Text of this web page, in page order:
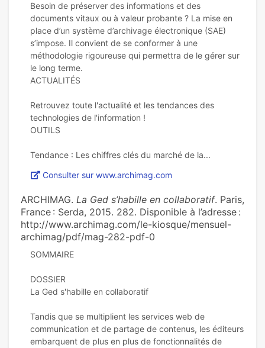
Besoin de préserver des informations et des
documents vitaux ou à valeur probante ? La mise en
place d’un système d’archivage électronique (SAE)
s’impose. Il convient de se conformer à une
méthodologie rigoureuse qui permettra de le gérer sur
le long terme.
ACTUALITÉS
Retrouvez toute l'actualité et les tendances des
technologies de l'information !
OUTILS
Consulter sur www.archimag.com
ARCHIMAG. La Ged s’habille en collaboratif. Paris,
France : Serda, 2015. 282. Disponible à l’adresse :
http://www.archimag.com/le-kiosque/mensuel-
archimag/pdf/mag-282-pdf-0
SOMMAIRE
DOSSIER
La Ged s'habille en collaboratif
Tandis que se multiplient les services web de
communication et de partage de contenus, les éditeurs
embarquent de plus en plus de fonctionnalités de